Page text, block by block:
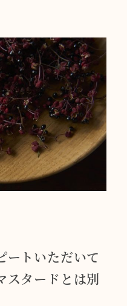
ートいただいて
スタードとは別